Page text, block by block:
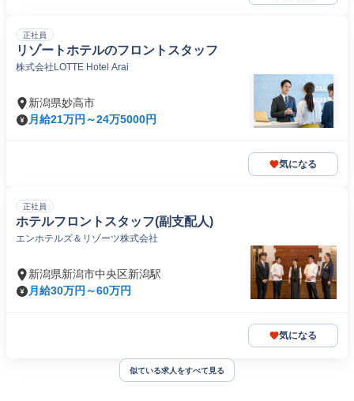
正社員
リゾートホテルのフロントスタッフ
株式会社LOTTE Hotel Arai
新潟県妙高市
月給21万円～24万5000円
気になる
正社員
ホテルフロントスタッフ(副支配人)
エンホテルズ＆リゾーツ株式会社
新潟県新潟市中央区新潟駅
月給30万円～60万円
気になる
似ている求人をすべて見る